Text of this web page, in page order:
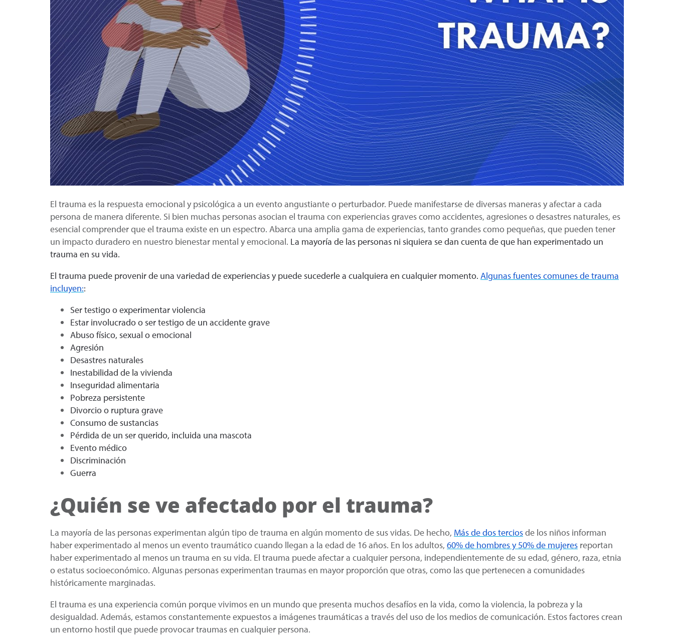
El trauma es la respuesta emocional y psicológica a un evento angustiante o perturbador. Puede manifestarse de diversas maneras y afectar a cada
persona de manera diferente. Si bien muchas personas asocian el trauma con experiencias graves como accidentes, agresiones o desastres naturales, es
esencial comprender que el trauma existe en un espectro. Abarca una amplia gama de experiencias, tanto grandes como pequeñas, que pueden tener
un impacto duradero en nuestro bienestar mental y emocional. La mayoría de las personas ni siquiera se dan cuenta de que han experimentado un
trauma en su vida.
El trauma puede provenir de una variedad de experiencias y puede sucederle a cualquiera en cualquier momento. Algunas fuentes comunes de trauma
incluyen::
Ser testigo o experimentar violencia
Estar involucrado o ser testigo de un accidente grave
Abuso físico, sexual o emocional
Agresión
Desastres naturales
Inestabilidad de la vivienda
Inseguridad alimentaria
Pobreza persistente
Divorcio o ruptura grave
Consumo de sustancias
Pérdida de un ser querido, incluida una mascota
Evento médico
Discriminación
Guerra
¿Quién se ve afectado por el trauma?
La mayoría de las personas experimentan algún tipo de trauma en algún momento de sus vidas. De hecho, Más de dos terciosde los niños informan
haber experimentado al menos un evento traumático cuando llegan a la edad de 16 años. En los adultos, 60% de hombres y 50% de mujeres reportan
haber experimentado al menos un trauma en su vida. El trauma puede afectar a cualquier persona, independientemente de su edad, género, raza, etnia
o estatus socioeconómico. Algunas personas experimentan traumas en mayor proporción que otras, como las que pertenecen a comunidades
históricamente marginadas.
El trauma es una experiencia común porque vivimos en un mundo que presenta muchos desafíos en la vida, como la violencia, la pobreza y la
desigualdad. Además, estamos constantemente expuestos a imágenes traumáticas a través del uso de los medios de comunicación. Estos factores crean
un entorno hostil que puede provocar traumas en cualquier persona.